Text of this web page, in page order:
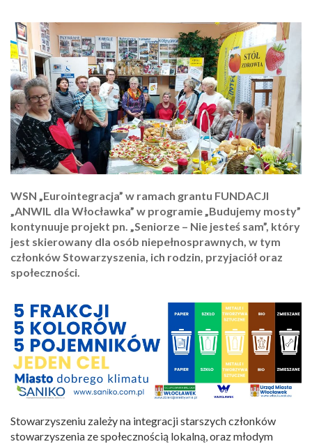
WSN „Eurointegracja” w ramach grantu FUNDACJI
„ANWIL dla Włocławka” w programie „Budujemy mosty”
kontynuuje projekt pn. „Seniorze – Nie jesteś sam”, który
jest skierowany dla osób niepełnosprawnych, w tym
członków Stowarzyszenia, ich rodzin, przyjaciół oraz
społeczności.
Stowarzyszeniu zależy na integracji starszych członków
stowarzyszenia ze społecznością lokalną, oraz młodym